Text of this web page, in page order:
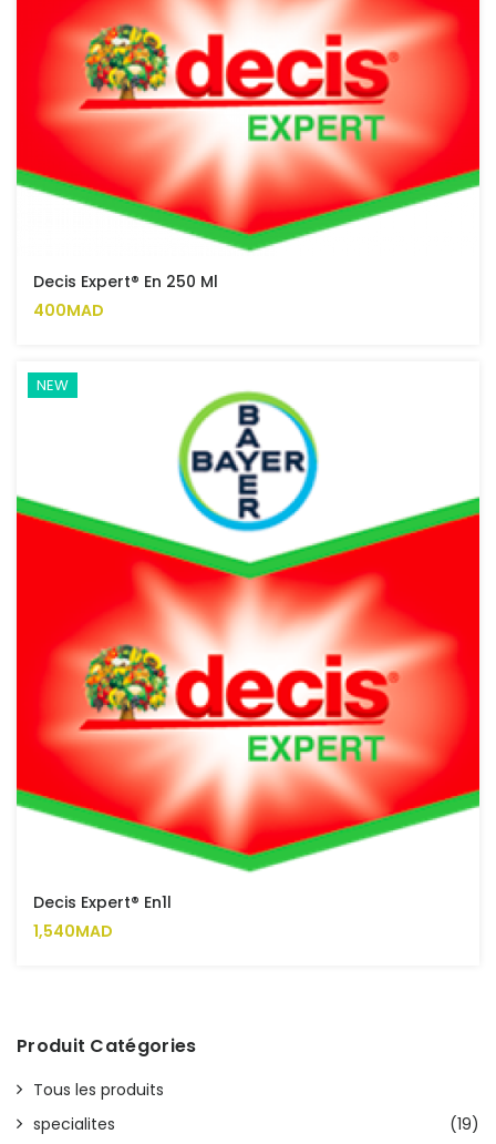
Decis Expert® En 250 Ml
400MAD
NEW
Decis Expert® En1l
1,540MAD
Produit Catégories
Tous les produits
specialites
(19)